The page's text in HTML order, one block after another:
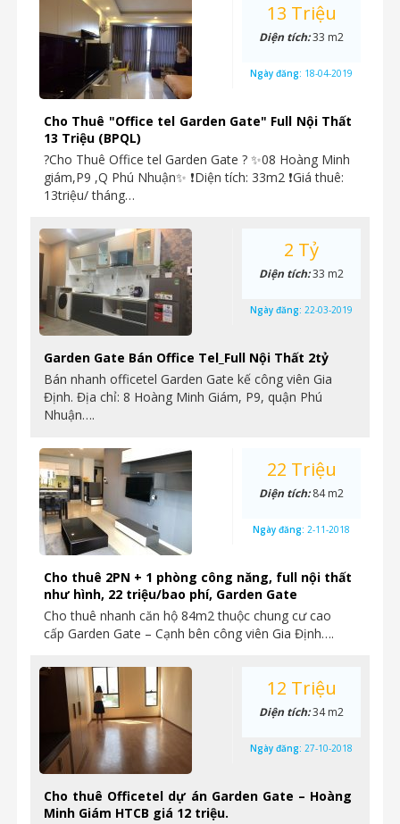
Cho Thuê "Office tel Garden Gate" Full Nội Thất
13 Triệu (BPQL)
?Cho Thuê Office tel Garden Gate ? ✨08 Hoàng Minh
giám,P9 ,Q Phú Nhuận✨ ❗Diện tích: 33m2 ❗Giá thuê:
13triệu/ tháng…
13 Triệu
Diện tích:33 m2
Ngày đăng: 18-04-2019
Garden Gate Bán Office Tel_Full Nội Thất 2tỷ
Bán nhanh officetel Garden Gate kế công viên Gia
Định. Địa chỉ: 8 Hoàng Minh Giám, P9, quận Phú
Nhuận….
2 Tỷ
Diện tích:33 m2
Ngày đăng: 22-03-2019
Cho thuê 2PN + 1 phòng công năng, full nội thất
như hình, 22 triệu/bao phí, Garden Gate
Cho thuê nhanh căn hộ 84m2 thuộc chung cư cao
cấp Garden Gate – Cạnh bên công viên Gia Định….
22 Triệu
Diện tích:84 m2
Ngày đăng: 2-11-2018
Cho thuê Officetel dự án Garden Gate – Hoàng
Minh Giám HTCB giá 12 triệu.
12 Triệu
Diện tích:34 m2
Ngày đăng: 27-10-2018